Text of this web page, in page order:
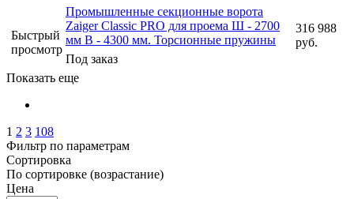
Быстрый
просмотр
Промышленные секционные ворота
Zaiger Classic PRO для проема Ш - 2700
мм В - 4300 мм. Торсионные пружины
Под заказ
316 988
руб.
Показать еще
1 2 3 108
Фильтр по параметрам
Сортировка
По сортировке (возрастание)
Цена